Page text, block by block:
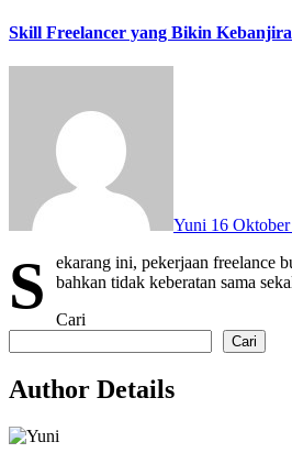
Skill Freelancer yang Bikin
Yuni 16
S
ekarang ini, pekerjaan freelance
bahkan tidak keberatan sama
Cari
Cari
Author Details